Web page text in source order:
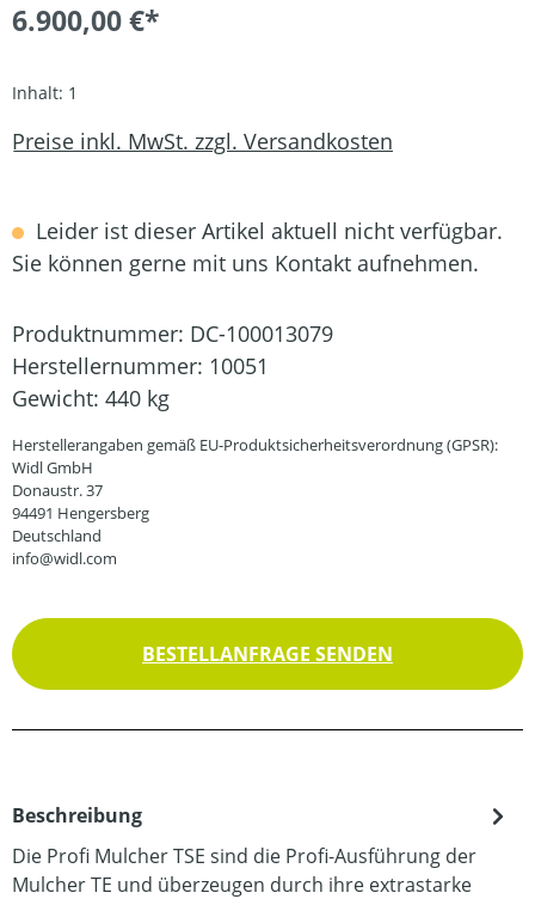
6.900,00 €*
Inhalt: 1
Preise inkl. MwSt. zzgl. Versandkosten
Leider ist dieser Artikel aktuell nicht verfügbar.
Sie können gerne mit uns Kontakt aufnehmen.
Produktnummer: DC-100013079
Herstellernummer: 10051
Gewicht: 440 kg
Herstellerangaben gemäß EU-Produktsicherheitsverordnung (GPSR):
Widl GmbH
Donaustr. 37
94491 Hengersberg
Deutschland
info@widl.com
BESTELLANFRAGE SENDEN
Beschreibung
Die Profi Mulcher TSE sind die Profi-Ausführung der
Mulcher TE und überzeugen durch ihre extrastarke